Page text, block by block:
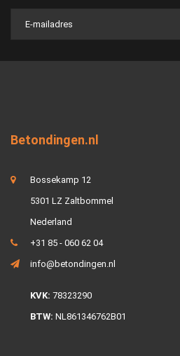
Betondingen.nl
Bossekamp 12
5301 LZ Zaltbommel
Nederland
+31 85 - 060 62 04
info@betondingen.nl
KVK: 78323290
BTW: NL861346762B01